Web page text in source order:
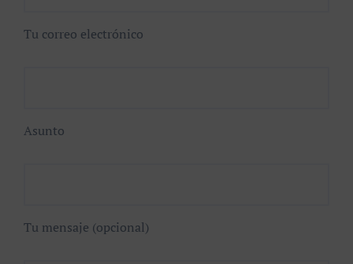
Tu correo electrónico
Asunto
Tu mensaje (opcional)